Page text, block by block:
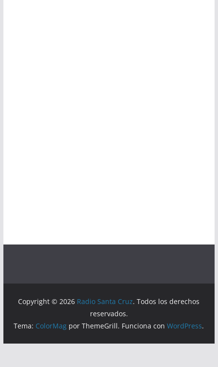
Copyright © 2026 Radio Santa Cruz. Todos los derechos
reservados.
Tema: ColorMag por ThemeGrill. Funciona conWordPress.